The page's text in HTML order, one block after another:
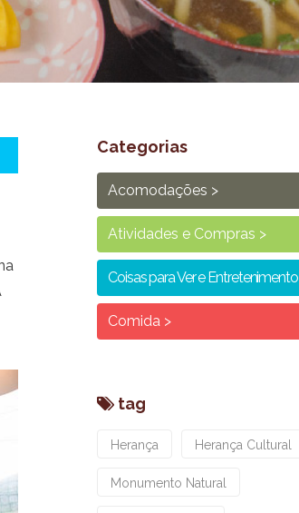
Categorias
Acomodações
Atividades e Compras
Coisas para Ver e Entretenimento
Comida
tag
Herança Herança Cultural
Monumento Natural